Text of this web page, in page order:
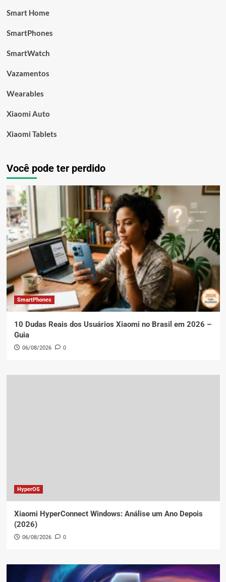
Smart Home
SmartPhones
SmartWatch
Vazamentos
Wearables
Xiaomi Auto
Xiaomi Tablets
Você pode ter perdido
SmartPhones
10 Dudas Reais dos Usuários Xiaomi no Brasil em 2026 –
Guia
06/08/2026 0
HyperOS
Xiaomi HyperConnect Windows: Análise um Ano Depois
(2026)
06/08/2026 0